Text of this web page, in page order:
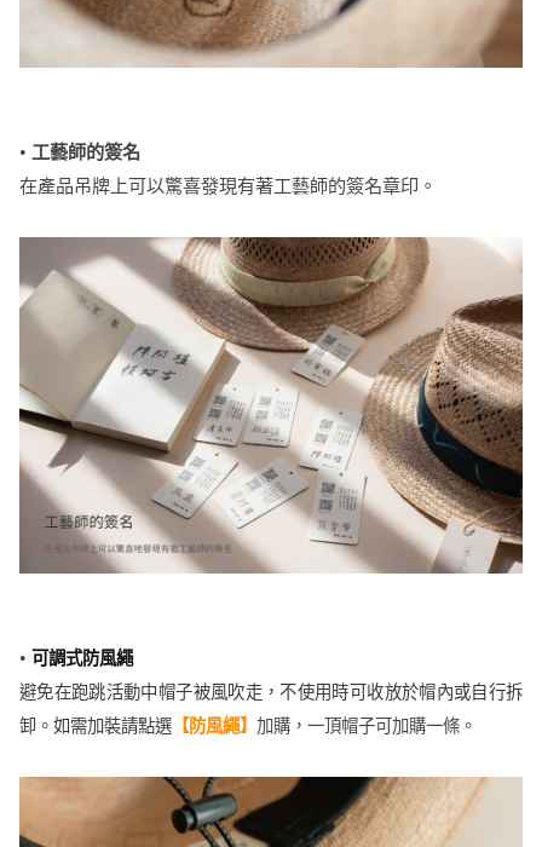
• 工藝師的簽名
在產品吊牌上可以驚喜發現有著工藝師的簽名章印。
• 可調式防風繩
避免在跑跳活動中帽子被風吹走，不使用時可收放於帽內或自行拆
卸。如需加裝請點選 【防風繩】 加購， 一頂帽子可加購一條。